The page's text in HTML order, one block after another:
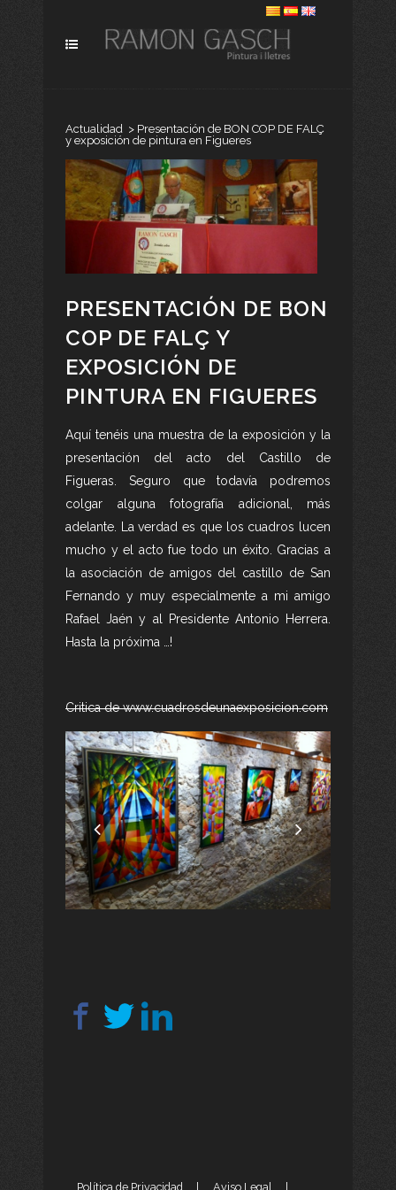
Actualidad > Presentación de BON COP DE FALÇ
y exposición de pintura en Figueres
PRESENTACIÓN DE BON
COP DE FALÇ Y
EXPOSICIÓN DE
PINTURA EN FIGUERES
Aquí tenéis una muestra de la exposición y la
presentación del acto del Castillo de
Figueras. Seguro que todavía podremos
colgar alguna fotografía adicional, más
adelante. La verdad es que los cuadros lucen
mucho y el acto fue todo un éxito. Gracias a
la asociación de amigos del castillo de San
Fernando y muy especialmente a mi amigo
Rafael Jaén y al Presidente Antonio Herrera.
Hasta la próxima …!
Critica de www.cuadrosdeunaexposicion.com
Política de Privacidad Aviso Legal